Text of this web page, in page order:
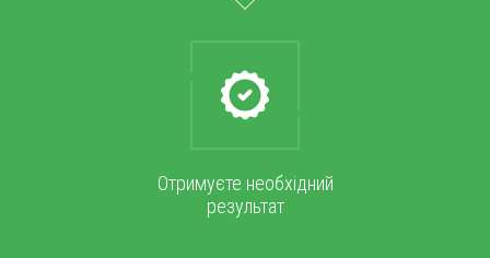
Отримуєте необхідний
результат